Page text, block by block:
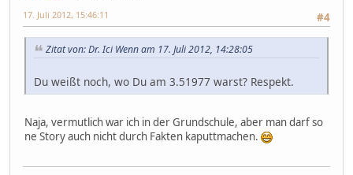
#4
17. Juli 2012, 15:46:11
Zitat von: Dr. Ici Wenn am 17. Juli 2012, 14:28:05
Du weißt noch, wo Du am 3.51977 warst? Respekt.
Naja, vermutlich war ich in der Grundschule, aber man darf so
ne Story auch nicht durch Fakten kaputtmachen.